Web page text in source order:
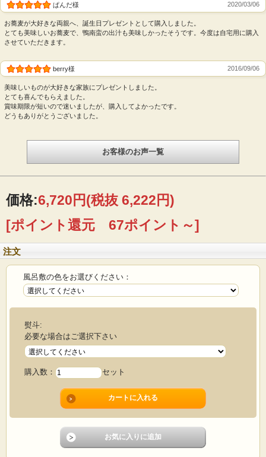
ぱんだ様 2020/03/06
お蕎麦が大好きな両親へ、誕生日プレゼントとして購入しました。
とても美味しいお蕎麦で、鴨南蛮の出汁も美味しかったそうです。今度は自宅用に購入
させていただきます。
berry様 2016/09/06
美味しいものが大好きな家族にプレゼントしました。
とても喜んでもらえました。
賞味期限が短いので迷いましたが、購入してよかったです。
どうもありがとうございました。
お客様のお声一覧
価格:6,720円(税抜 6,222円)
[ポイント還元 67ポイント～]
注文
風呂敷の色をお選びください：
熨斗:
必要な場合はご選択下さい
購入数： セット